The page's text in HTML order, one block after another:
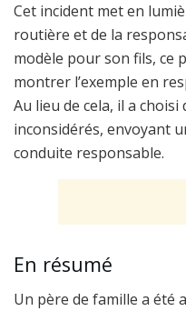
Cet incident met en
routière et de la
modèle pour son fils, ce
montrer l’exemple en
Au lieu de cela, il a
inconsidérés, envoyant
conduite responsable.
En résumé
Un père de famille a été